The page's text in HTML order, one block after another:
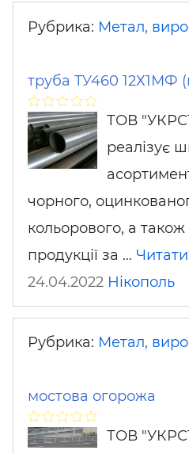
Рубрика: Метал,
труба ТУ460 12Х1МФ
ТОВ
реалізує
чорного,
кольорового, а також
продукції за …
24.04.2022 Нікополь
Рубрика: Метал,
мостова огорожа
ТОВ